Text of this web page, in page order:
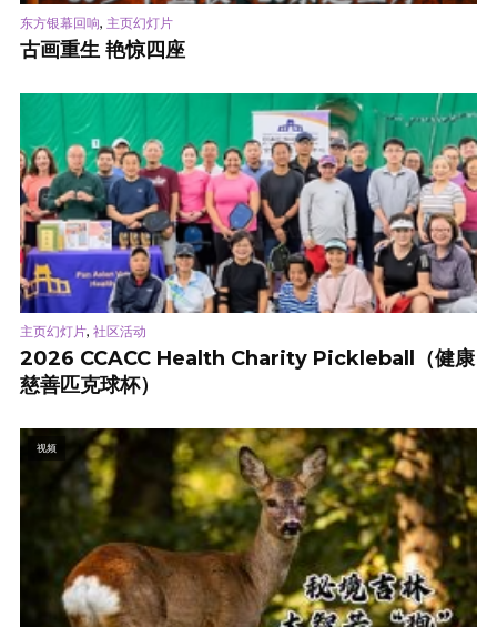
东方银幕回响, 主页幻灯片
古画重生 艳惊四座
主页幻灯片, 社区活动
2026 CCACC Health Charity Pickleball（健康
慈善匹克球杯）
视频